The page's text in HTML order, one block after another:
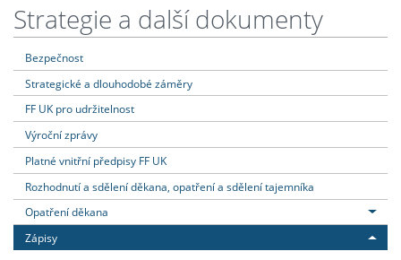
Strategie a další dokumenty
Bezpečnost
Strategické a dlouhodobé záměry
FF UK pro udržitelnost
Výroční zprávy
Platné vnitřní předpisy FF UK
Rozhodnutí a sdělení děkana, opatření a sdělení tajemníka
Opatření děkana
Zápisy